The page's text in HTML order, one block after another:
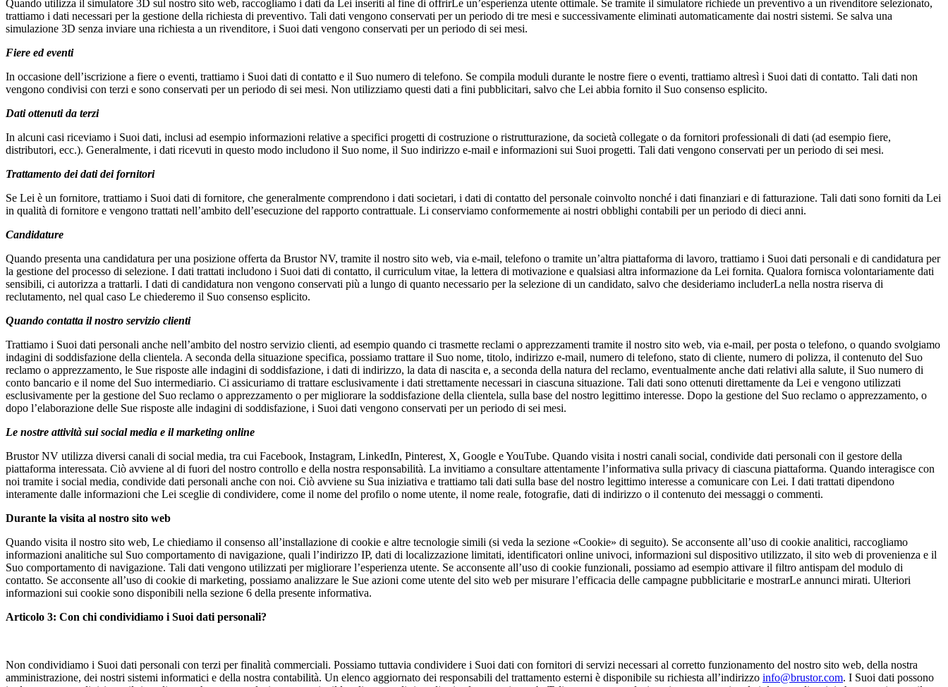
Quando utilizza il simulatore 3D sul nostro sito web, raccogliamo i dati da Lei inseriti al fine di offrirLe un’esperienza utente ottimale. Se tramite il simulatore richiede un preventivo a un rivenditore selezionato,
trattiamo i dati necessari per la gestione della richiesta di preventivo. Tali dati vengono conservati per un periodo di tre mesi e successivamente eliminati automaticamente dai nostri sistemi. Se salva una
simulazione 3D senza inviare una richiesta a un rivenditore, i Suoi dati vengono conservati per un periodo di sei mesi.
Fiere ed eventi
In occasione dell’iscrizione a fiere o eventi, trattiamo i Suoi dati di contatto e il Suo numero di telefono. Se compila moduli durante le nostre fiere o eventi, trattiamo altresì i Suoi dati di contatto. Tali dati non
vengono condivisi con terzi e sono conservati per un periodo di sei mesi. Non utilizziamo questi dati a fini pubblicitari, salvo che Lei abbia fornito il Suo consenso esplicito.
Dati ottenuti da terzi
In alcuni casi riceviamo i Suoi dati, inclusi ad esempio informazioni relative a specifici progetti di costruzione o ristrutturazione, da società collegate o da fornitori professionali di dati (ad esempio fiere,
distributori, ecc.). Generalmente, i dati ricevuti in questo modo includono il Suo nome, il Suo indirizzo e-mail e informazioni sui Suoi progetti. Tali dati vengono conservati per un periodo di sei mesi.
Trattamento dei dati dei fornitori
Se Lei è un fornitore, trattiamo i Suoi dati di fornitore, che generalmente comprendono i dati societari, i dati di contatto del personale coinvolto nonché i dati finanziari e di fatturazione. Tali dati sono forniti da Lei
in qualità di fornitore e vengono trattati nell’ambito dell’esecuzione del rapporto contrattuale. Li conserviamo conformemente ai nostri obblighi contabili per un periodo di dieci anni.
Candidature
Quando presenta una candidatura per una posizione offerta da Brustor NV, tramite il nostro sito web, via e-mail, telefono o tramite un’altra piattaforma di lavoro, trattiamo i Suoi dati personali e di candidatura per
la gestione del processo di selezione. I dati trattati includono i Suoi dati di contatto, il curriculum vitae, la lettera di motivazione e qualsiasi altra informazione da Lei fornita. Qualora fornisca volontariamente dati
sensibili, ci autorizza a trattarli. I dati di candidatura non vengono conservati più a lungo di quanto necessario per la selezione di un candidato, salvo che desideriamo includerLa nella nostra riserva di
reclutamento, nel qual caso Le chiederemo il Suo consenso esplicito.
Quando contatta il nostro servizio clienti
Trattiamo i Suoi dati personali anche nell’ambito del nostro servizio clienti, ad esempio quando ci trasmette reclami o apprezzamenti tramite il nostro sito web, via e-mail, per posta o telefono, o quando svolgiamo
indagini di soddisfazione della clientela. A seconda della situazione specifica, possiamo trattare il Suo nome, titolo, indirizzo e-mail, numero di telefono, stato di cliente, numero di polizza, il contenuto del Suo
reclamo o apprezzamento, le Sue risposte alle indagini di soddisfazione, i dati di indirizzo, la data di nascita e, a seconda della natura del reclamo, eventualmente anche dati relativi alla salute, il Suo numero di
conto bancario e il nome del Suo intermediario. Ci assicuriamo di trattare esclusivamente i dati strettamente necessari in ciascuna situazione. Tali dati sono ottenuti direttamente da Lei e vengono utilizzati
esclusivamente per la gestione del Suo reclamo o apprezzamento o per migliorare la soddisfazione della clientela, sulla base del nostro legittimo interesse. Dopo la gestione del Suo reclamo o apprezzamento, o
dopo l’elaborazione delle Sue risposte alle indagini di soddisfazione, i Suoi dati vengono conservati per un periodo di sei mesi.
Le nostre attività sui social media e il marketing online
Brustor NV utilizza diversi canali di social media, tra cui Facebook, Instagram, LinkedIn, Pinterest, X, Google e YouTube. Quando visita i nostri canali social, condivide dati personali con il gestore della
piattaforma interessata. Ciò avviene al di fuori del nostro controllo e della nostra responsabilità. La invitiamo a consultare attentamente l’informativa sulla privacy di ciascuna piattaforma. Quando interagisce con
noi tramite i social media, condivide dati personali anche con noi. Ciò avviene su Sua iniziativa e trattiamo tali dati sulla base del nostro legittimo interesse a comunicare con Lei. I dati trattati dipendono
interamente dalle informazioni che Lei sceglie di condividere, come il nome del profilo o nome utente, il nome reale, fotografie, dati di indirizzo o il contenuto dei messaggi o commenti.
Durante la visita al nostro sito web
Quando visita il nostro sito web, Le chiediamo il consenso all’installazione di cookie e altre tecnologie simili (si veda la sezione «Cookie» di seguito). Se acconsente all’uso di cookie analitici, raccogliamo
informazioni analitiche sul Suo comportamento di navigazione, quali l’indirizzo IP, dati di localizzazione limitati, identificatori online univoci, informazioni sul dispositivo utilizzato, il sito web di provenienza e il
Suo comportamento di navigazione. Tali dati vengono utilizzati per migliorare l’esperienza utente. Se acconsente all’uso di cookie funzionali, possiamo ad esempio attivare il filtro antispam del modulo di
contatto. Se acconsente all’uso di cookie di marketing, possiamo analizzare le Sue azioni come utente del sito web per misurare l’efficacia delle campagne pubblicitarie e mostrarLe annunci mirati. Ulteriori
informazioni sui cookie sono disponibili nella sezione 6 della presente informativa.
Articolo 3: Con chi condividiamo i Suoi dati personali?
Non condividiamo i Suoi dati personali con terzi per finalità commerciali. Possiamo tuttavia condividere i Suoi dati con fornitori di servizi necessari al corretto funzionamento del nostro sito web, della nostra
amministrazione, dei nostri sistemi informatici e della nostra contabilità. Un elenco aggiornato dei responsabili del trattamento esterni è disponibile su richiesta all’indirizzo info@brustor.com. I Suoi dati possono